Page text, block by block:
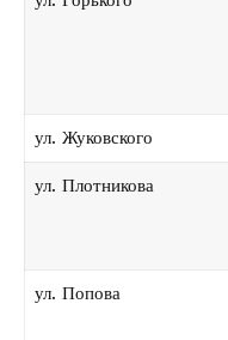
ул. Жуковского
ул. Плотникова
ул. Попова